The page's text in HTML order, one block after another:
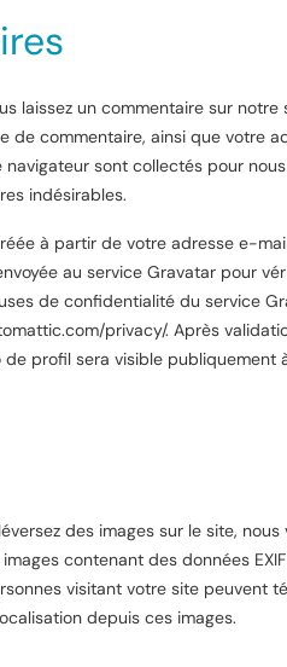
laissez un commentaire sur notre
de commentaire, ainsi que votre
navigateur sont collectés pour
indésirables.
à partir de votre adresse e-
au service Gravatar pour
de confidentialité du service
privacy/. Après
profil sera visible publiquement
des images sur le site, nous
contenant des données
visitant votre site peuvent
depuis ces images.